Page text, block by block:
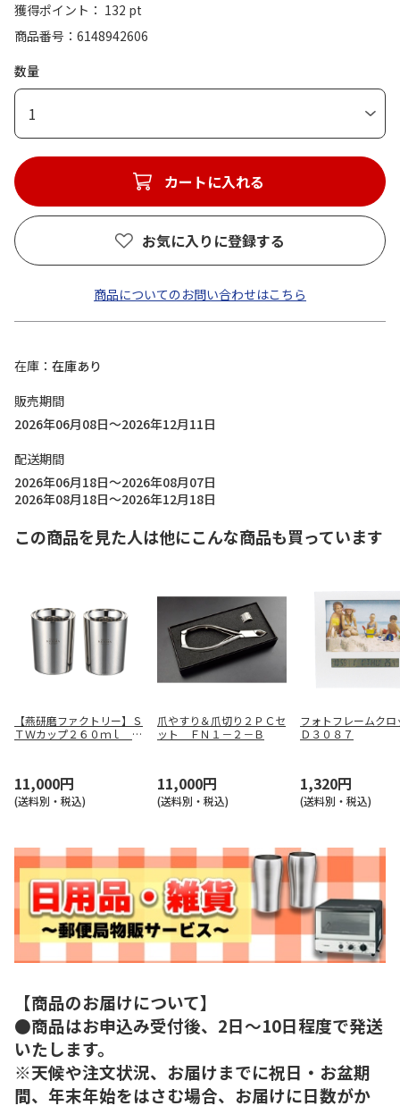
獲得ポイント： 132 pt
商品番号
6148942606
数量
1
カートに入れる
お気に入りに登録する
商品についてのお問い合わせはこちら
在庫
在庫あり
販売期間
2026年06月08日～2026年12月11日
配送期間
2026年06月18日～2026年08月07日
2026年08月18日～2026年12月18日
この商品を見た人は他にこんな商品も買っています
【燕研磨ファクトリー】Ｓ
ＴＷカップ２６０ｍｌ ２
11,000円
(送料別・税込)
爪やすり＆爪切り２ＰＣセ
ット ＦＮ１－２－Ｂ
11,000円
(送料別・税込)
フォトフレームク
Ｄ３０８７
1,320円
(送料別・税込)
【商品のお届けについて】
●商品はお申込み受付後、2日～10日程度で発送
いたします。
※天候や注文状況、お届けまでに祝日・お盆期
間、年末年始をはさむ場合、お届けに日数がか